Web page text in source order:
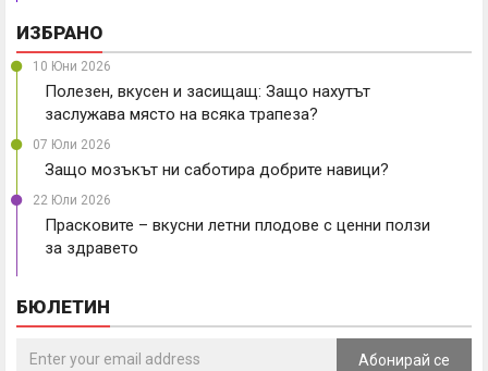
ИЗБРАНО
10 Юни 2026
Полезен, вкусен и засищащ: Защо нахутът
заслужава място на всяка трапеза?
07 Юли 2026
Защо мозъкът ни саботира добрите навици?
22 Юли 2026
Прасковите – вкусни летни плодове с ценни ползи
за здравето
БЮЛЕТИН
Абонирай се